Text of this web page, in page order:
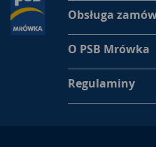
Obsługa
O PSB Mrówka
Regulaminy